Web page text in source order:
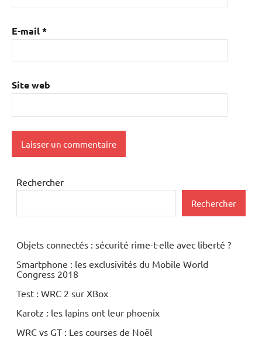
E-mail*
Site web
Rechercher
Rechercher
Objets connectés : sécurité rime-t-elle avec liberté ?
Smartphone : les exclusivités du Mobile World
Congress 2018
Test : WRC 2 sur XBox
Karotz : les lapins ont leur phoenix
WRC vs GT : Les courses de Noël